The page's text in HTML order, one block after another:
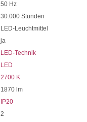
50 Hz
30.000 Stunden
LED-Leuchtmittel
ja
LED-Technik
LED
2700 K
1870 lm
IP20
2